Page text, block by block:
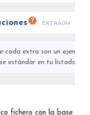
? EXTRA014
cada extra son un
estándar en tu listado
fichero con la base